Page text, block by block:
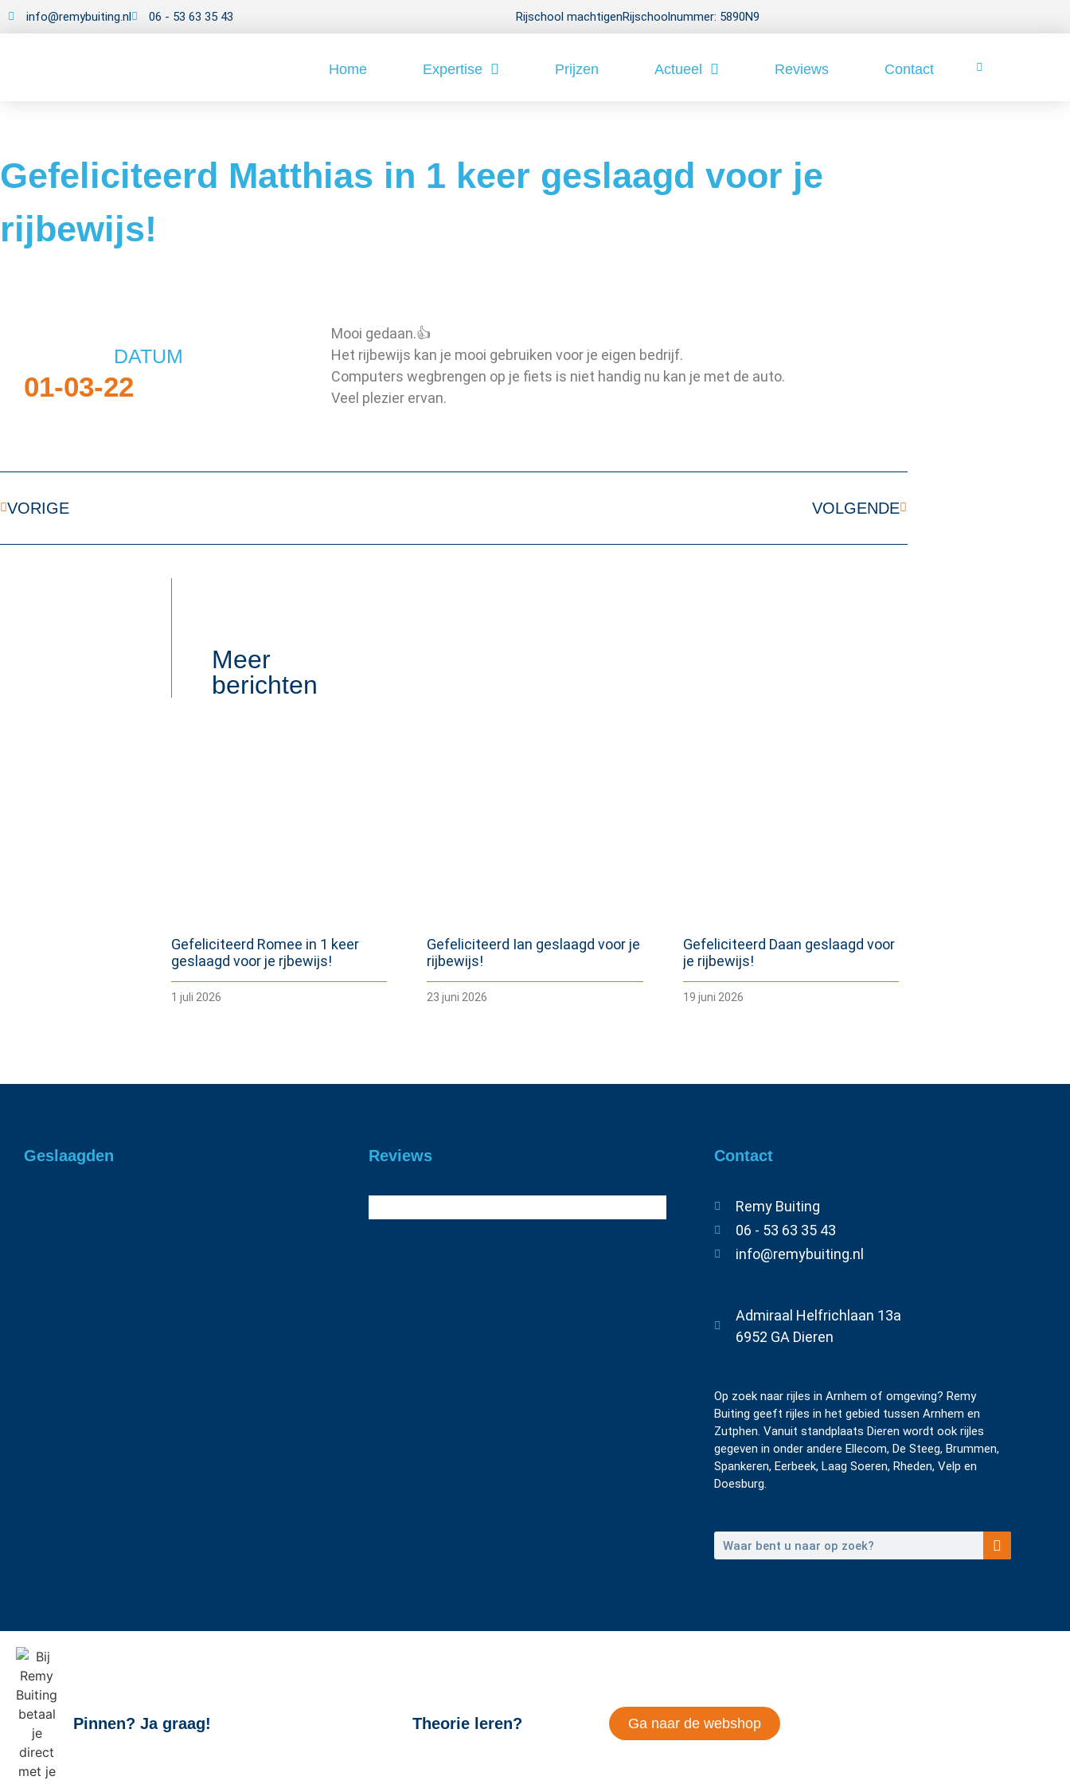
info@remybuiting.nl 06 - 53 63 35 43 Rijschool machtigenRijschoolnummer: 5890N9
Home Expertise Prijzen Actueel Reviews Contact
Gefeliciteerd Matthias in 1 keer geslaagd voor je
rijbewijs!
DATUM
01-03-22
Mooi gedaan.👍
Het rijbewijs kan je mooi gebruiken voor je eigen bedrijf.
Computers wegbrengen op je fiets is niet handig nu kan je met de auto.
Veel plezier ervan.
VORIGE VOLGENDE
Meer
berichten
Gefeliciteerd Romee in 1 keer
geslaagd voor je rjbewijs!
1 juli 2026
Gefeliciteerd Ian geslaagd voor je
rijbewijs!
23 juni 2026
Gefeliciteerd Daan geslaagd voor
je rijbewijs!
19 juni 2026
Geslaagden Reviews Contact
Remy Buiting
06 - 53 63 35 43
info@remybuiting.nl
Admiraal Helfrichlaan 13a
6952 GA Dieren
Op zoek naar rijles in Arnhem of omgeving? Remy
Buiting geeft rijles in het gebied tussen Arnhem en
Zutphen. Vanuit standplaats Dieren wordt ook rijles
gegeven in onder andere Ellecom, De Steeg, Brummen,
Spankeren, Eerbeek, Laag Soeren, Rheden, Velp en
Doesburg.
Pinnen? Ja graag! Theorie leren? Ga naar de webshop